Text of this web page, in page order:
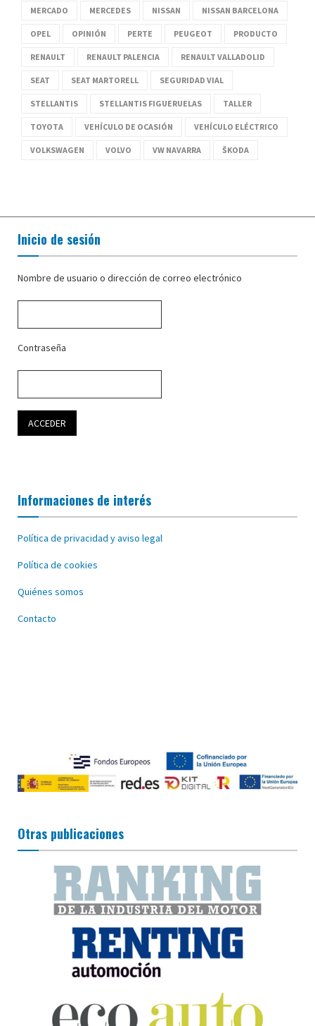
MERCADO MERCEDES NISSAN NISSAN BARCELONA
OPEL OPINIÓN PERTE PEUGEOT PRODUCTO
RENAULT RENAULT PALENCIA RENAULT VALLADOLID
SEAT SEAT MARTORELL SEGURIDAD VIAL
STELLANTIS STELLANTIS FIGUERUELAS TALLER
TOYOTA VEHÍCULO DE OCASIÓN VEHÍCULO ELÉCTRICO
VOLKSWAGEN VOLVO VW NAVARRA ŠKODA
Inicio de sesión
Nombre de usuario o dirección de correo electrónico
Contraseña
Informaciones de interés
Política de privacidad y aviso legal
Política de cookies
Quiénes somos
Contacto
Otras publicaciones